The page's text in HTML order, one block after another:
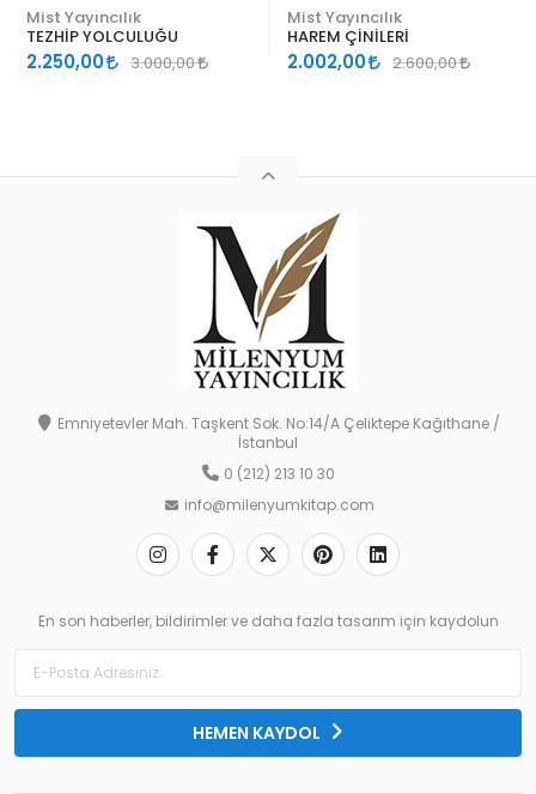
Mist Yayıncılık
TEZHİP YOLCULUĞU
2.250,00 3.000,00
Mist Yayıncılık
HAREM ÇİNİLERİ
2.002,00 2.600,00
Emniyetevler Mah. Taşkent Sok. No:14/A Çeliktepe Kağıthane /
İstanbul
0 (212) 213 10 30
info@milenyumkitap.com
En son haberler, bildirimler ve daha fazla tasarım için kaydolun
HEMEN KAYDOL